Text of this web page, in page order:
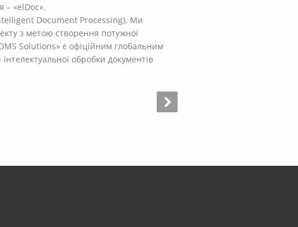
– «elDoc».
Document Processing). Ми
з метою створення потужної
Solutions» є офіційним глобальним
обробки документів